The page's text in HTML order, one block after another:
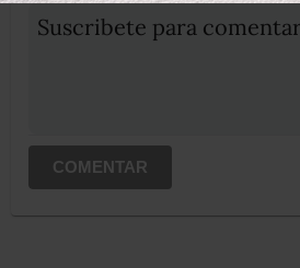
Suscribete para
COMENTAR